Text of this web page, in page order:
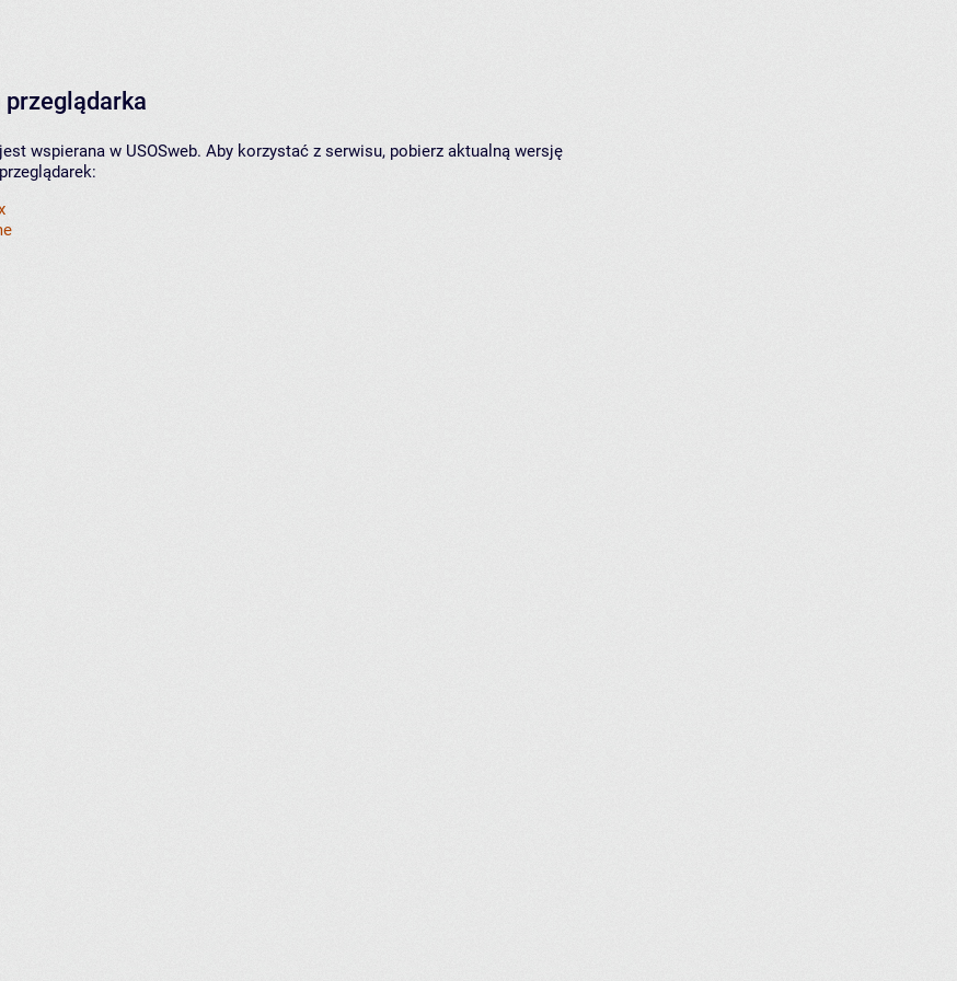
wspierana w USOSweb. Aby korzystać z serwisu, pobierz aktualną wersję